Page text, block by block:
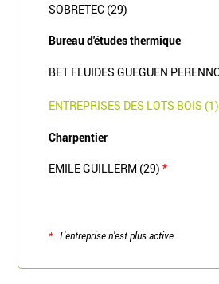
SOBRETEC (29)
Bureau d'études thermique
BET FLUIDES GUEGUEN
ENTREPRISES DES LOTS BOIS (1)
Charpentier
EMILE GUILLERM (29) *
*: L'entreprise n'est plus active